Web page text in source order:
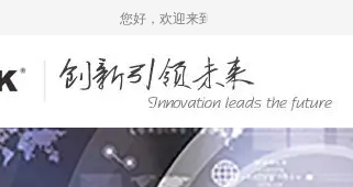
您好，欢迎来到广州锐嘉工业股份有限公司！